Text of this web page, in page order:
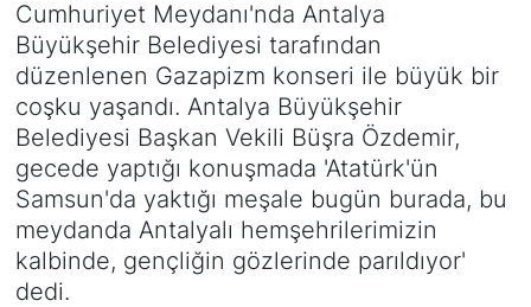
Cumhuriyet Meydanı'nda Antalya
Büyükşehir Belediyesi tarafından
düzenlenen Gazapizm konseri ile büyük bir
coşku yaşandı. Antalya Büyükşehir
Belediyesi Başkan Vekili Büşra Özdemir,
gecede yaptığı konuşmada 'Atatürk'ün
Samsun'da yaktığı meşale bugün burada, bu
meydanda Antalyalı hemşehrilerimizin
kalbinde, gençliğin gözlerinde parıldıyor'
dedi.
Siyaset
YEREL HABER
Haberde insan
Tanıtım